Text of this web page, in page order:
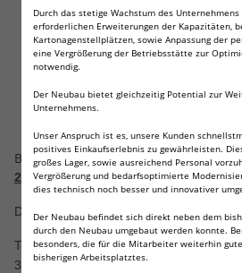
Durch das stetige Wachstum des
erforderlichen Erweiterungen der Kapazitäten,
Kartonagenstellplätzen, sowie Anpassung der
eine Vergrößerung der Betriebsstätte zur
notwendig.
Der Neubau bietet gleichzeitig Potential zur
Unternehmens.
Unser Anspruch ist es, unsere Kunden
positives Einkaufserlebnis zu gewährleisten.
großes Lager, sowie ausreichend Personal
Vergrößerung und bedarfsoptimierte
dies technisch noch besser und innovativer
Der Neubau befindet sich direkt neben dem
durch den Neubau umgebaut werden konnte.
besonders, die für die Mitarbeiter weiterhin
bisherigen Arbeitsplatztes.
Lieferzeit:1 - 3 Werktage
(Ausland)
Beschreibung
25 x WILHELM CR2450 Knopfzellen!
Diese Batterien sind sehr hochwertig!
Technische Daten:
3V, 600 mAh!